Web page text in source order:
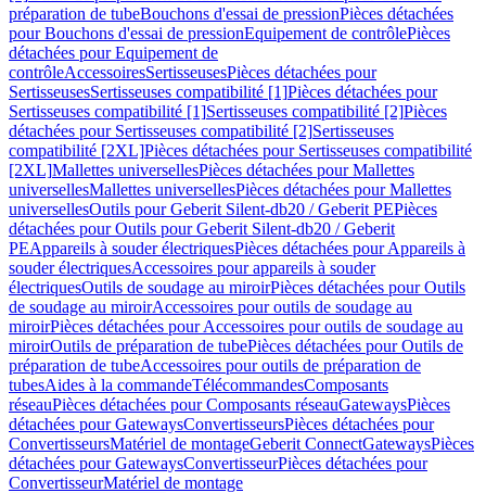
préparation de tubeBouchons d'essai de pressionPièces détachées
pour Bouchons d'essai de pressionEquipement de contrôlePièces
détachées pour Equipement de
contrôleAccessoiresSertisseusesPièces détachées pour
SertisseusesSertisseuses compatibilité [1]Pièces détachées pour
Sertisseuses compatibilité [1]Sertisseuses compatibilité [2]Pièces
détachées pour Sertisseuses compatibilité [2]Sertisseuses
compatibilité [2XL]Pièces détachées pour Sertisseuses compatibilité
[2XL]Mallettes universellesPièces détachées pour Mallettes
universellesMallettes universellesPièces détachées pour Mallettes
universellesOutils pour Geberit Silent-db20 / Geberit PEPièces
détachées pour Outils pour Geberit Silent-db20 / Geberit
PEAppareils à souder électriquesPièces détachées pour Appareils à
souder électriquesAccessoires pour appareils à souder
électriquesOutils de soudage au miroirPièces détachées pour Outils
de soudage au miroirAccessoires pour outils de soudage au
miroirPièces détachées pour Accessoires pour outils de soudage au
miroirOutils de préparation de tubePièces détachées pour Outils de
préparation de tubeAccessoires pour outils de préparation de
tubesAides à la commandeTélécommandesComposants
réseauPièces détachées pour Composants réseauGatewaysPièces
détachées pour GatewaysConvertisseursPièces détachées pour
ConvertisseursMatériel de montageGeberit ConnectGatewaysPièces
détachées pour GatewaysConvertisseurPièces détachées pour
ConvertisseurMatériel de montage